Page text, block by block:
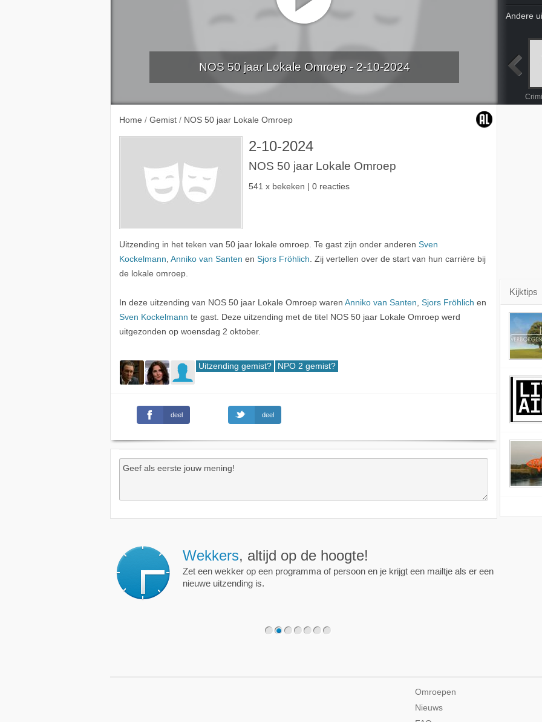
NOS 50 jaar Lokale Omroep - 2-10-2024
Home / Gemist / NOS 50 jaar Lokale Omroep
2-10-2024
NOS 50 jaar Lokale Omroep
541 x bekeken | 0 reacties
Uitzending in het teken van 50 jaar lokale omroep. Te gast zijn onder anderen Sven
Kockelmann Anniko van Santen en Sjors Fröhlich . Zij vertellen over de start van hun carrière bij
de lokale omroep.
In deze uitzending van NOS 50 jaar Lokale Omroep waren Anniko van Santen Sjors Fröhlich en
Sven Kockelmann te gast. Deze uitzending met de titel NOS 50 jaar Lokale Omroep werd
uitgezonden op woensdag 2 oktober.
Uitzending gemist? NPO 2 gemist?
deel deel
Andere
Kijktips
Wekkers, altijd op de hoogte!
Zet een wekker op een programma of persoon en je krijgt een mailtje als er een
nieuwe uitzending is.
Omroepen
Nieuws